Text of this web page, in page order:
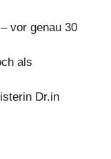
vor genau 30
als
Dr.in